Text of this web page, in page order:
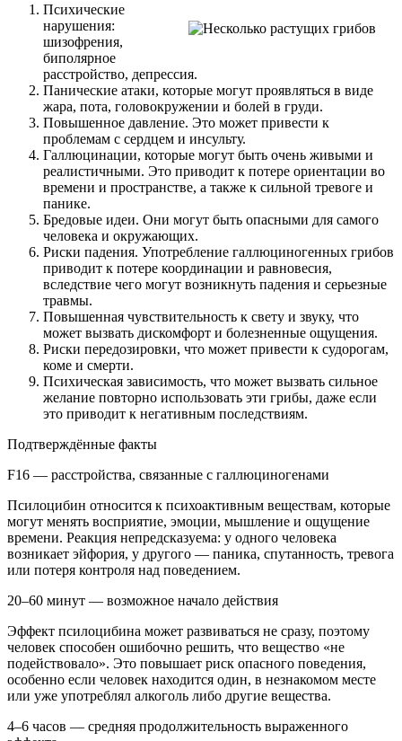
Психические
нарушения:
шизофрения,
биполярное
расстройство, депрессия.
Панические атаки, которые могут проявляться в виде
жара, пота, головокружении и болей в груди.
Повышенное давление. Это может привести к
проблемам с сердцем и инсульту.
Галлюцинации, которые могут быть очень живыми и
реалистичными. Это приводит к потере ориентации во
времени и пространстве, а также к сильной тревоге и
панике.
Бредовые идеи. Они могут быть опасными для самого
человека и окружающих.
Риски падения. Употребление галлюциногенных грибов
приводит к потере координации и равновесия,
вследствие чего могут возникнуть падения и серьезные
травмы.
Повышенная чувствительность к свету и звуку, что
может вызвать дискомфорт и болезненные ощущения.
Риски передозировки, что может привести к судорогам,
коме и смерти.
Психическая зависимость, что может вызвать сильное
желание повторно использовать эти грибы, даже если
это приводит к негативным последствиям.
Подтверждённые факты
F16 — расстройства, связанные с галлюциногенами
Псилоцибин относится к психоактивным веществам, которые
могут менять восприятие, эмоции, мышление и ощущение
времени. Реакция непредсказуема: у одного человека
возникает эйфория, у другого — паника, спутанность, тревога
или потеря контроля над поведением.
20–60 минут — возможное начало действия
Эффект псилоцибина может развиваться не сразу, поэтому
человек способен ошибочно решить, что вещество «не
подействовало». Это повышает риск опасного поведения,
особенно если человек находится один, в незнакомом месте
или уже употреблял алкоголь либо другие вещества.
4–6 часов — средняя продолжительность выраженного